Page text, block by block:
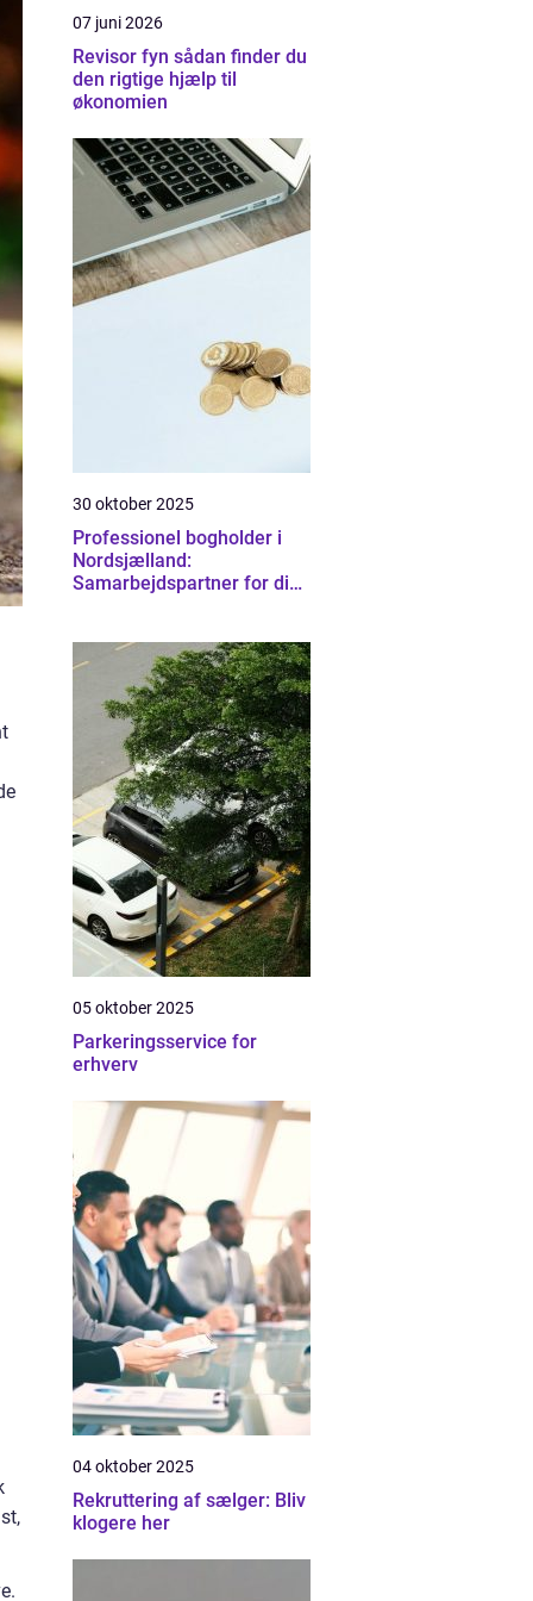
07 juni 2026
Revisor fyn sådan finder du
den rigtige hjælp til
økonomien
30 oktober 2025
Professionel bogholder i
Nordsjælland:
Samarbejdspartner for din
05 oktober 2025
Parkeringsservice for
erhverv
04 oktober 2025
Rekruttering af sælger: Bliv
klogere her